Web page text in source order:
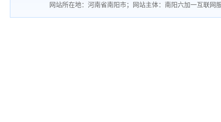
网站所在地：河南省南阳市；网站主体：南阳六加一互联